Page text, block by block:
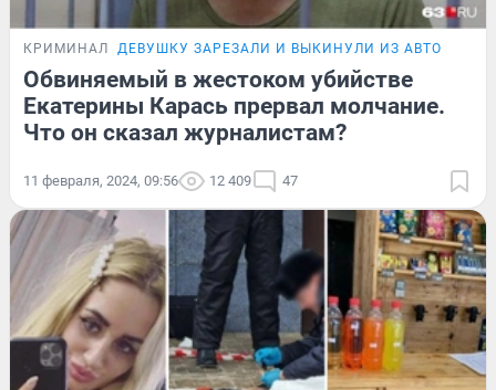
КРИМИНАЛ ДЕВУШКУ ЗАРЕЗАЛИ И ВЫКИНУЛИ ИЗ АВТО
Обвиняемый в жестоком убийстве
Екатерины Карась прервал молчание.
Что он сказал журналистам?
11 февраля, 2024, 09:56 12 409 47